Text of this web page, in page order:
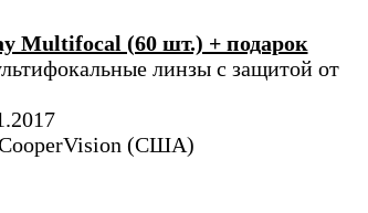
Multifocal (60 шт.) + подарок
линзы с защитой от
CooperVision (США)